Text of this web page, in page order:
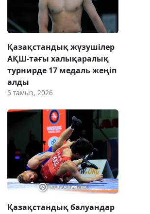
Қазақстандық жүзушілер
АҚШ-тағы халықаралық
турнирде 17 медаль жеңіп
алды
5 тамыз, 2026
Қазақстандық балуандар